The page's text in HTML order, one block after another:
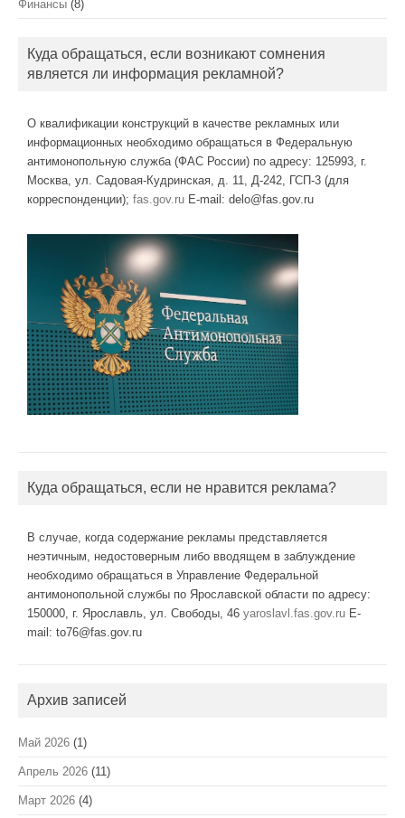
Финансы (8)
Куда обращаться, если возникают сомнения
является ли информация рекламной?
О квалификации конструкций в качестве рекламных или
информационных необходимо обращаться в Федеральную
антимонопольную служба (ФАС России) по адресу: 125993, г.
Москва, ул. Садовая-Кудринская, д. 11, Д-242, ГСП-3 (для
корреспонденции); fas.gov.ru E-mail: delo@fas.gov.ru
Куда обращаться, если не нравится реклама?
В случае, когда содержание рекламы представляется
неэтичным, недостоверным либо вводящем в заблуждение
необходимо обращаться в Управление Федеральной
антимонопольной службы по Ярославской области по адресу:
150000, г. Ярославль, ул. Свободы, 46 yaroslavl.fas.gov.ru E-
mail: to76@fas.gov.ru
Архив записей
Май 2026 (1)
Апрель 2026 (11)
Март 2026 (4)